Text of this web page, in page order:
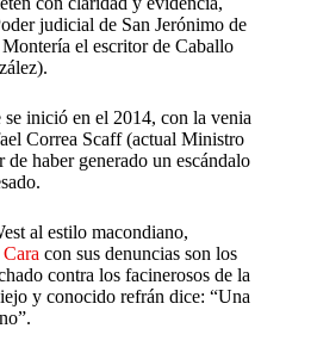
judicial de San Jerónimo de
el escritor de Caballo
se inició en el 2014, con la venia
Correa Scaff (actual Ministro
haber generado un escándalo
al estilo macondiano,
con sus denuncias son los
contra los facinerosos de la
y conocido refrán dice: “Una